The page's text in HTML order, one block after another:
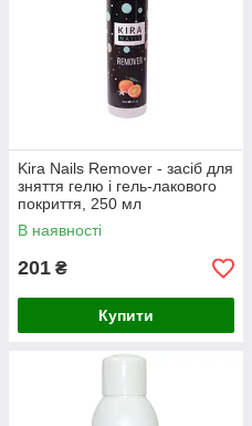
Kira Nails Remover - засіб для
зняття гелю і гель-лакового
покриття, 250 мл
В наявності
201 ₴
Купити